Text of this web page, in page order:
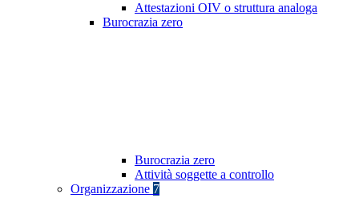
Attestazioni OIV o struttura analoga
Burocrazia zero
Burocrazia zero
Attività soggette a controllo
Organizzazione 7